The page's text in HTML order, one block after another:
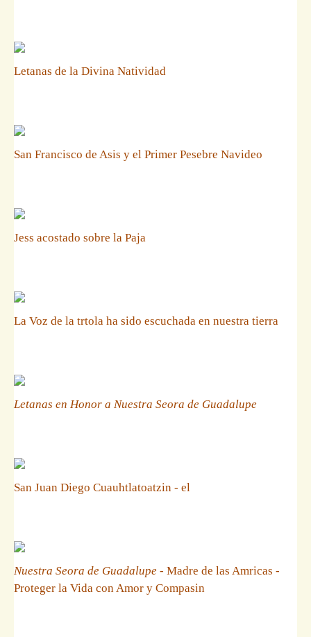
Letanas de la Divina Natividad
San Francisco de Asis y el Primer Pesebre Navideo
Jess acostado sobre la Paja
La Voz de la trtola ha sido escuchada en nuestra tierra
Letanas en Honor a Nuestra Seora de Guadalupe
San Juan Diego Cuauhtlatoatzin - el
Nuestra Seora de Guadalupe - Madre de las Amricas -
Proteger la Vida con Amor y Compasin